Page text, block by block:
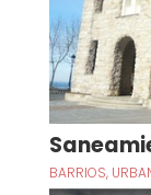
BARRIOS,